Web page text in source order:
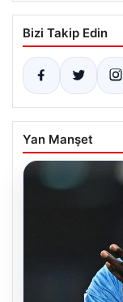
Bizi Takip Edin
Yan Manşet